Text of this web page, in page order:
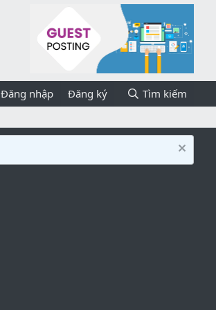
Đăng nhập Đăng ký Tìm kiếm